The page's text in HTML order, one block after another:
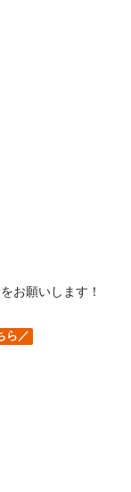
お願いします！
ら／